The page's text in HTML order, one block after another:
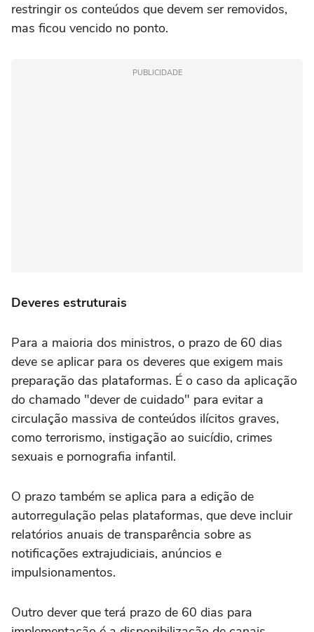
restringir os conteúdos que devem ser removidos,
mas ficou vencido no ponto.
PUBLICIDADE
Deveres estruturais
Para a maioria dos ministros, o prazo de 60 dias
deve se aplicar para os deveres que exigem mais
preparação das plataformas. É o caso da aplicação
do chamado "dever de cuidado" para evitar a
circulação massiva de conteúdos ilícitos graves,
como terrorismo, instigação ao suicídio, crimes
sexuais e pornografia infantil.
O prazo também se aplica para a edição de
autorregulação pelas plataformas, que deve incluir
relatórios anuais de transparência sobre as
notificações extrajudiciais, anúncios e
impulsionamentos.
Outro dever que terá prazo de 60 dias para